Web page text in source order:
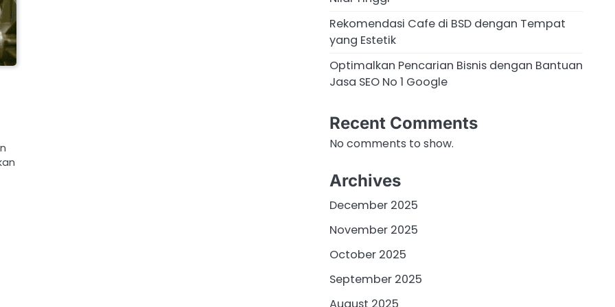
Rekomendasi Cafe di BSD dengan Tempat
yang Estetik
Optimalkan Pencarian Bisnis dengan Bantuan
Jasa SEO No 1 Google
Recent Comments
No comments to show.
Archives
December 2025
November 2025
October 2025
September 2025